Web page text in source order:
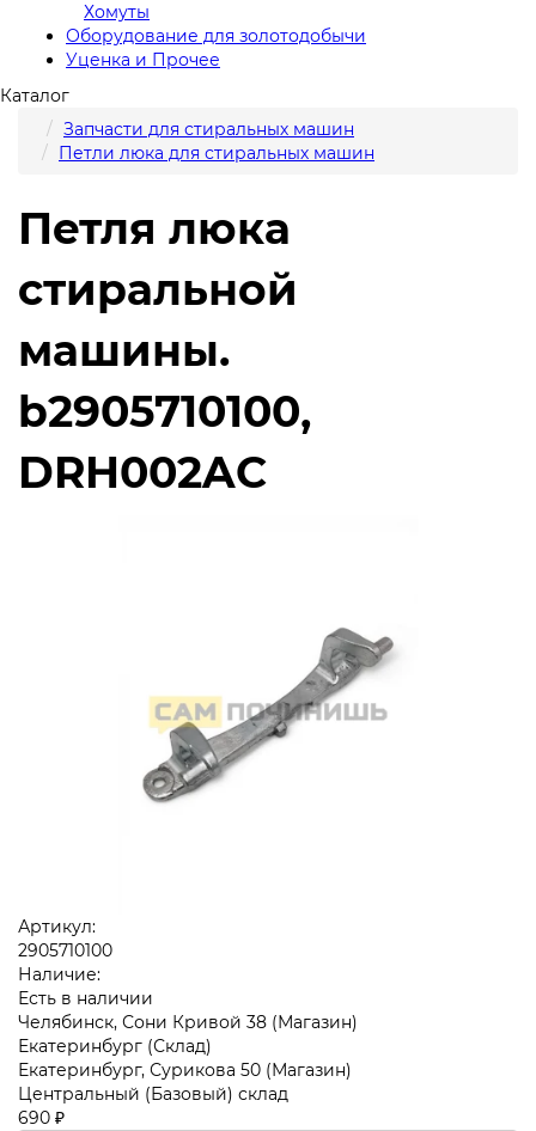
Хомуты
Оборудование для золотодобычи
Уценка и Прочее
Каталог
Запчасти для стиральных машин
Петли люка для стиральных машин
Петля люка
стиральной
машины.
b2905710100,
DRH002AC
Артикул:
2905710100
Наличие:
Есть в наличии
Челябинск, Сони Кривой 38 (Магазин)
Екатеринбург (Склад)
Екатеринбург, Сурикова 50 (Магазин)
Центральный (Базовый) склад
690 ₽